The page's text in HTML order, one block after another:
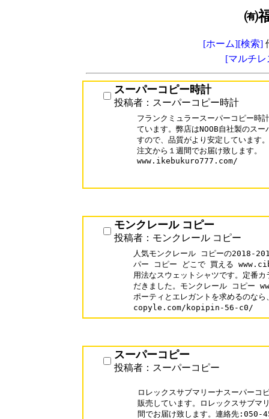
㈲
[ホーム][検索]
[マルチ
スーパーコピー時計
投稿者：スーパーコピー時計
フランクミュラースーパーコピー時
ています。弊店はNOOB自社製のス
すので、品質がより安定しています
注文から１週間でお届け致します。
www.ikebukuro777.com/
モンクレール コピー
投稿者：モンクレール コピー
人気モンクレール コピーの2018-
パー コピー どこで 買える
用法なスウェットシャツです。定番
だきました。モンクレール コピ
ポーティとエレガントを求めるのなら
スーパーコピー
投稿者：スーパーコピー
ロレックスサブマリーナスーパーコ
販売しています。ロレックスサブマ
間でお届け致します。連絡先:050-